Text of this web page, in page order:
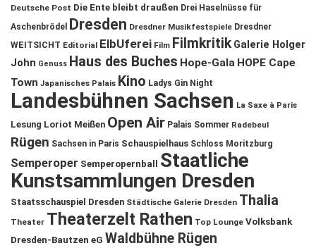
Deutsche Post Die Ente bleibt draußen Drei Haselnüsse für
Aschenbrödel
Dresden Dresdner Musikfestspiele Dresdner
WEITSICHT Editorial ElbUferei Film Filmkritik Galerie Holger
John Genuss Haus des Buches Hope-Gala HOPE Cape
Town Japanisches Palais Kino Ladys Gin Night
Landesbühnen Sachsen La Saxe à Paris
Lesung Loriot Meißen Open Air Palais Sommer Radebeul
Rügen Sachsen in Paris Schauspielhaus Schloss Moritzburg
Semperoper Semperopernball
Staatliche
Kunstsammlungen Dresden
Staatsschauspiel Dresden Städtische Galerie Dresden Thalia
Theater Theaterzelt Rathen Top Lounge Volksbank
Dresden-Bautzen eG Waldbühne Rügen